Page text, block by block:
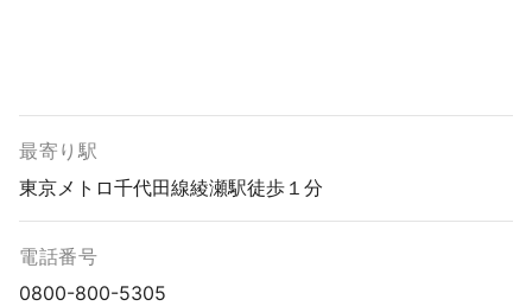
最寄り駅
東京メトロ千代田線綾瀬駅徒歩１分
電話番号
0800-800-5305